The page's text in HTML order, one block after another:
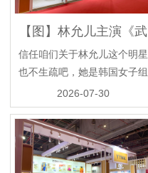
【图】林允儿主演《武
神赵子龙》完美收官其
被邀请到高兴大本营
信任咱们关于林允儿这个明星
也不生疏吧，她是韩国女子组
合少女时代的颜值最高的一
位，那便是林允儿了，...
2026-07-30